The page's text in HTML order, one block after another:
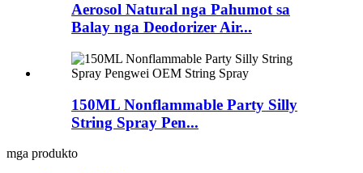
Aerosol Natural nga Pahumot sa
Balay nga Deodorizer Air...
150ML Nonflammable Party Silly
String Spray Pen...
mga produkto